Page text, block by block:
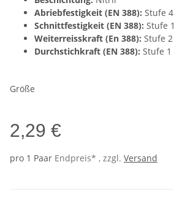
Abriebfestigkeit (EN 388): Stufe 4
Schnittfestigkeit (EN 388): Stufe 1
Weiterreisskraft (En 388): Stufe 2
Durchstichkraft (EN 388): Stufe 1
Größe
2,29 €
pro 1 Paar Endpreis* , zzgl. Versand